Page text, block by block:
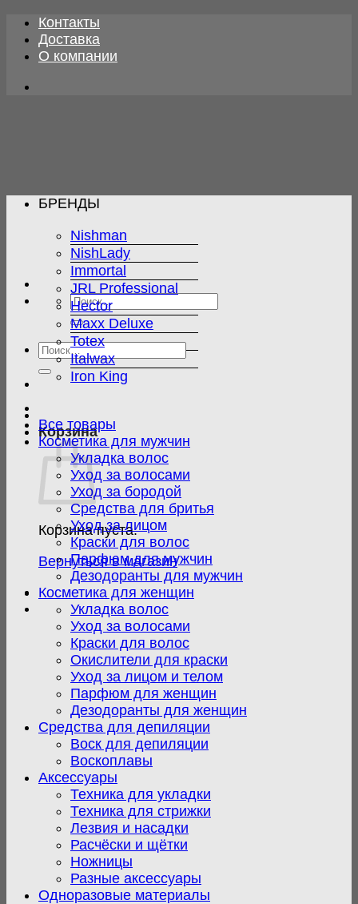
Skip
content
Контакты
Доставка
О компании
Искать:
Искать:
Корзина
Корзина пуста.
Вернуться в магазин
БРЕНДЫ
Nishman
NishLady
Immortal
JRL Professional
Hector
Maxx Deluxe
Totex
Italwax
Iron King
Все товары
Косметика для мужчин
Укладка волос
Уход за волосами
Уход за бородой
Средства для бритья
Уход за лицом
Краски для волос
Парфюм для мужчин
Дезодоранты для мужчин
Косметика для женщин
Укладка волос
Уход за волосами
Краски для волос
Окислители для краски
Уход за лицом и телом
Парфюм для женщин
Дезодоранты для женщин
Средства для депиляции
Воск для депиляции
Воскоплавы
Аксессуары
Техника для укладки
Техника для стрижки
Лезвия и насадки
Расчёски и щётки
Ножницы
Разные аксессуары
Одноразовые материалы